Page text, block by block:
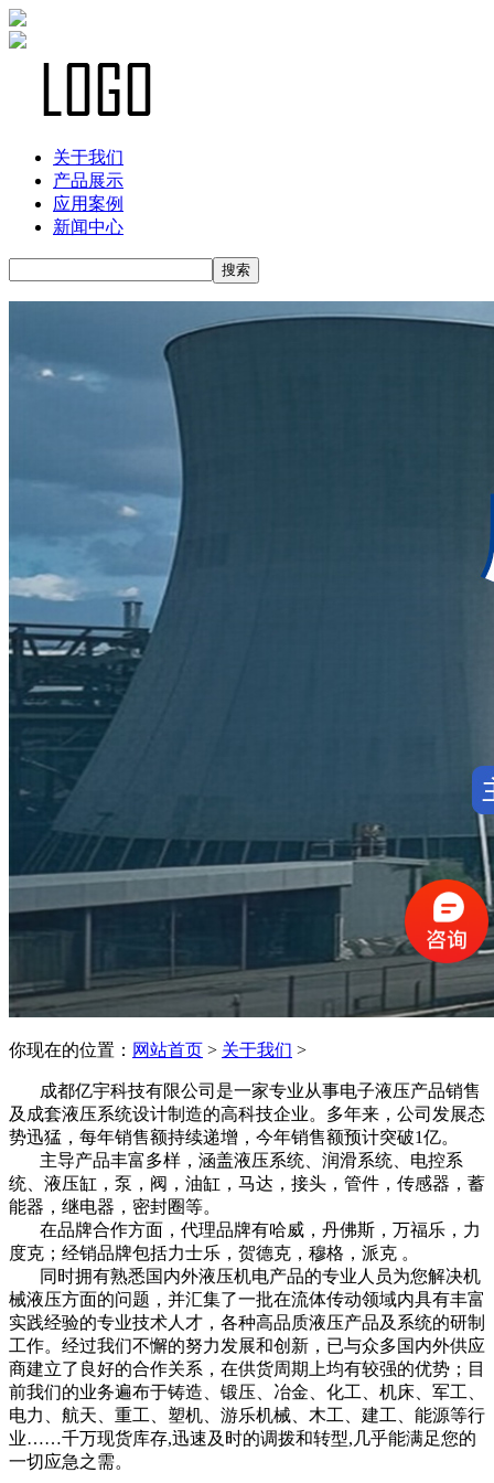
关于我们
产品展示
应用案例
新闻中心
你现在的位置： 网站首页 > 关于我们 >
成都亿宇科技有限公司是一家专业从事电子液压产品销售
及成套液压系统设计制造的高科技企业。多年来，公司发展态
势迅猛，每年销售额持续递增，今年销售额预计突破1亿。
主导产品丰富多样，涵盖液压系统、润滑系统、电控系
统、液压缸，泵，阀，油缸，马达，接头，管件，传感器，蓄
能器，继电器，密封圈等。
在品牌合作方面，代理品牌有哈威，丹佛斯，万福乐，力
度克；经销品牌包括力士乐，贺德克，穆格，派克 。
同时拥有熟悉国内外液压机电产品的专业人员为您解决机
械液压方面的问题，并汇集了一批在流体传动领域内具有丰富
实践经验的专业技术人才，各种高品质液压产品及系统的研制
工作。经过我们不懈的努力发展和创新，已与众多国内外供应
商建立了良好的合作关系，在供货周期上均有较强的优势；目
前我们的业务遍布于铸造、锻压、冶金、化工、机床、军工、
电力、航天、重工、塑机、游乐机械、木工、建工、能源等行
业……千万现货库存,迅速及时的调拨和转型,几乎能满足您的
一切应急之需。